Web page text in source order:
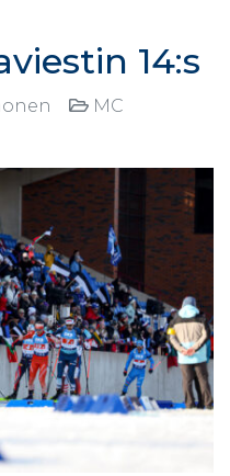
14:s
MC